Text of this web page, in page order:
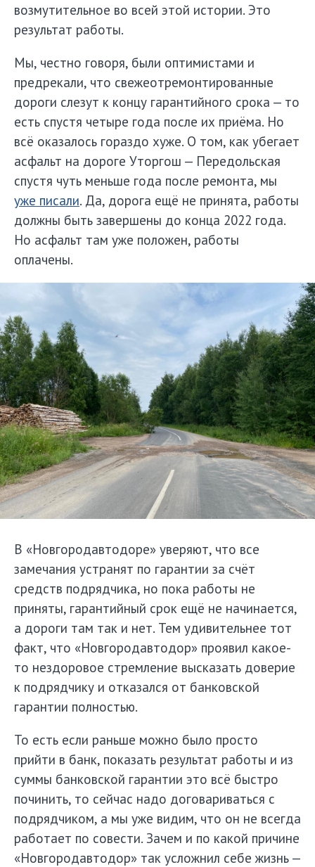
возмутительное во всей этой истории. Это
результат работы.
Мы, честно говоря, были оптимистами и
предрекали, что свежеотремонтированные
дороги слезут к концу гарантийного срока — то
есть спустя четыре года после их приёма. Но
всё оказалось гораздо хуже. О том, как убегает
асфальт на дороге Уторгош — Передольская
спустя чуть меньше года после ремонта, мы
уже писали. Да, дорога ещё не принята, работы
должны быть завершены до конца 2022 года.
Но асфальт там уже положен, работы
оплачены.
В «Новгородавтодоре» уверяют, что все
замечания устранят по гарантии за счёт
средств подрядчика, но пока работы не
приняты, гарантийный срок ещё не начинается,
а дороги там так и нет. Тем удивительнее тот
факт, что «Новгородавтодор» проявил какое-
то нездоровое стремление высказать доверие
к подрядчику и отказался от банковской
гарантии полностью.
То есть если раньше можно было просто
прийти в банк, показать результат работы и из
суммы банковской гарантии это всё быстро
починить, то сейчас надо договариваться с
подрядчиком, а мы уже видим, что он не всегда
работает по совести. Зачем и по какой причине
«Новгородавтодор» так усложнил себе жизнь —